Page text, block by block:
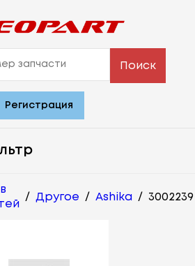
Поиск
Регистрация
/ Другое / Ashika / 3002239